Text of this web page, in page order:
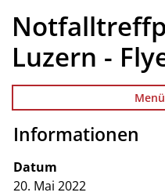
Luzern -
Informationen
Datum
20. Mai 2022